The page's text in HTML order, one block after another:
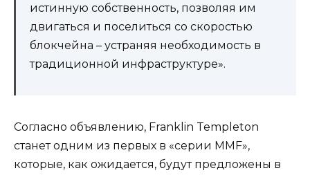
истинную собственность, позволяя им
двигаться и поселиться со скоростью
блокчейна – устраняя необходимость в
традиционной инфраструктуре».
Согласно объявлению, Franklin Templeton
станет одним из первых в «серии MMF»,
которые, как ожидается, будут предложены в